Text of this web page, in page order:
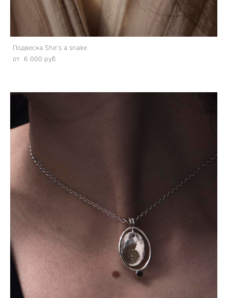
Подвеска She’s a snake
от 6 000 pуб.